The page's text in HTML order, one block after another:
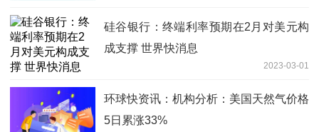
硅谷银行：终端利率预期在2月对美元构
成支撑 世界快消息
2023-03-01
环球快资讯：机构分析：美国天然气价格
5日累涨33%